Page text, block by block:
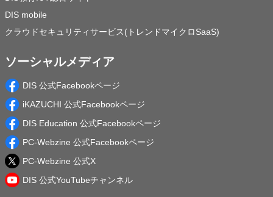
DIS mobile
クラウドセキュリティサービス(トレンドマイクロSaaS)
ソーシャルメディア
DIS 公式Facebookページ
iKAZUCHI 公式Facebookページ
DIS Education 公式Facebookページ
PC-Webzine 公式Facebookページ
PC-Webzine 公式X
DIS 公式YouTubeチャンネル